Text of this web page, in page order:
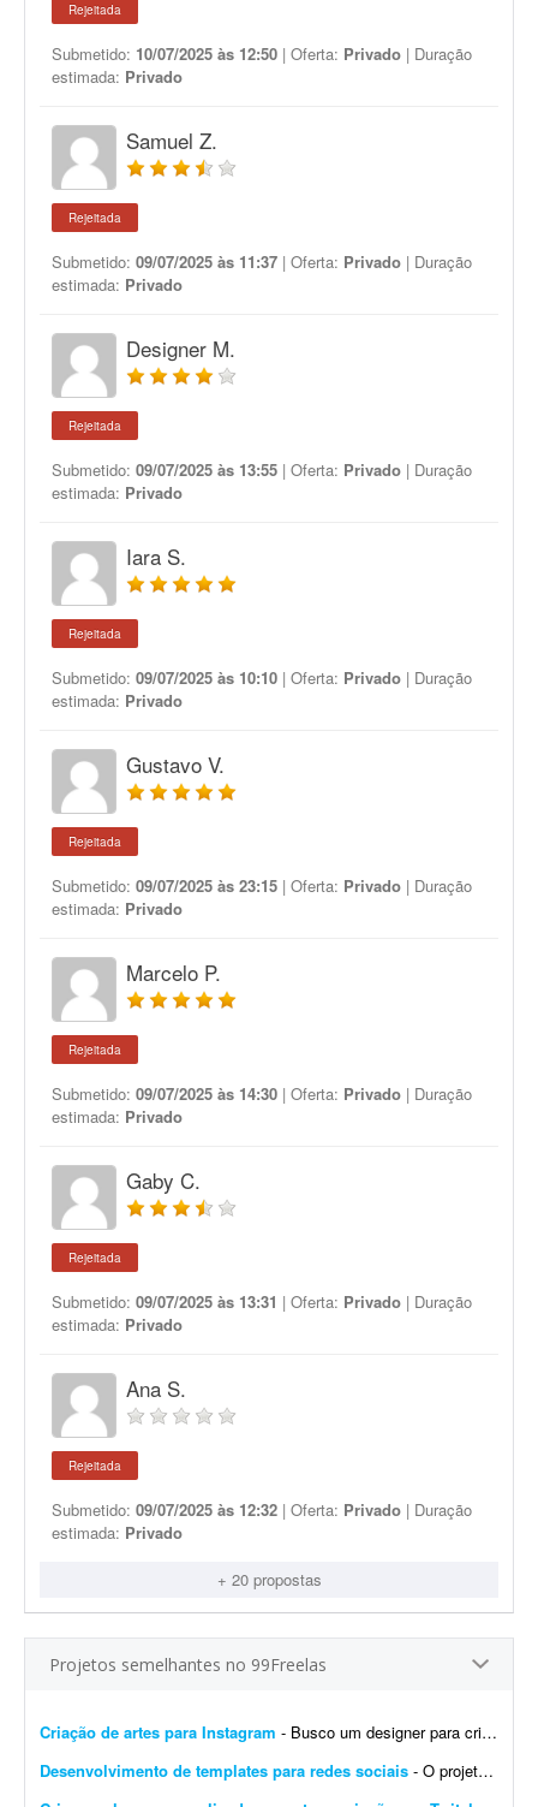
Rejeitada
Submetido: 10/07/2025 às 12:50 | Oferta: Privado | Duração
estimada: Privado
Samuel Z.
Rejeitada
Submetido: 09/07/2025 às 11:37 | Oferta: Privado | Duração
estimada: Privado
Designer M.
Rejeitada
Submetido: 09/07/2025 às 13:55 | Oferta: Privado | Duração
estimada: Privado
Iara S.
Rejeitada
Submetido: 09/07/2025 às 10:10 | Oferta: Privado | Duração
estimada: Privado
Gustavo V.
Rejeitada
Submetido: 09/07/2025 às 23:15 | Oferta: Privado | Duração
estimada: Privado
Marcelo P.
Rejeitada
Submetido: 09/07/2025 às 14:30 | Oferta: Privado | Duração
estimada: Privado
Gaby C.
Rejeitada
Submetido: 09/07/2025 às 13:31 | Oferta: Privado | Duração
estimada: Privado
Ana S.
Rejeitada
Submetido: 09/07/2025 às 12:32 | Oferta: Privado | Duração
estimada: Privado
+ 20 propostas
Projetos semelhantes no 99Freelas
Criação de artes para Instagram - Busco um designer para criação de artes para o Instagram. O designer receberá um calendário editorial já pronto, com direcionamento de headlines, subheadlines e ...
Desenvolvimento de templates para redes sociais - O projeto consiste em: Dar continuidade a uma identidade visual já existente (logotipo, paleta e tipografia já estão prontos). Já possuem brand kit pronto e a demo da p...